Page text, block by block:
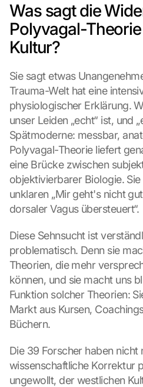
Was sagt die
Polyvagal-
Kultur?
Sie sagt etwas
Trauma-Welt hat eine
physiologischer Erklärung.
unser Leiden „echt“ ist, und
Spätmoderne: messbar,
Polyvagal-Theorie liefert
eine Brücke zwischen
objektivierbarer Biologie.
unklaren „Mir geht's nicht
dorsaler Vagus übersteuert“.
Diese Sehnsucht ist
problematisch. Denn sie
Theorien, die mehr
können, und sie macht uns
Funktion solcher Theorien:
Markt aus Kursen,
Büchern.
Die 39 Forscher haben nicht
wissenschaftliche Korrektur
ungewollt, der westlichen